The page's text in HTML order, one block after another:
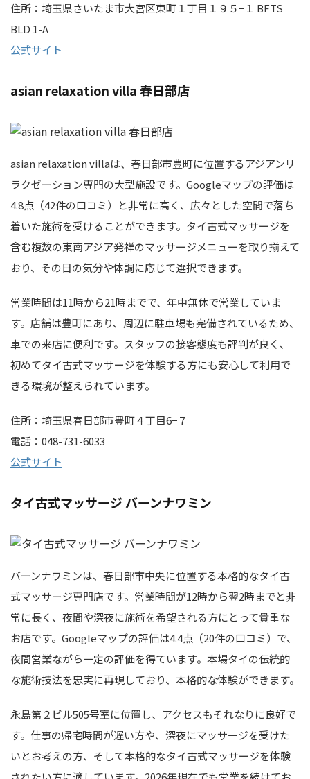
住所：埼玉県さいたま市大宮区東町１丁目１９５−１ BFTS
BLD 1-A
公式サイト
asian relaxation villa 春日部店
asian relaxation villaは、春日部市豊町に位置するアジアンリ
ラクゼーション専門の大型施設です。Googleマップの評価は
4.8点（42件の口コミ）と非常に高く、広々とした空間で落ち
着いた施術を受けることができます。タイ古式マッサージを
含む複数の東南アジア発祥のマッサージメニューを取り揃えて
おり、その日の気分や体調に応じて選択できます。
営業時間は11時から21時までで、年中無休で営業していま
す。店舗は豊町にあり、周辺に駐車場も完備されているため、
車での来店に便利です。スタッフの接客態度も評判が良く、
初めてタイ古式マッサージを体験する方にも安心して利用で
きる環境が整えられています。
住所：埼玉県春日部市豊町４丁目6−７
電話：048-731-6033
公式サイト
タイ古式マッサージ バーンナワミン
バーンナワミンは、春日部市中央に位置する本格的なタイ古
式マッサージ専門店です。営業時間が12時から翌2時までと非
常に長く、夜間や深夜に施術を希望される方にとって貴重な
お店です。Googleマップの評価は4.4点（20件の口コミ）で、
夜間営業ながら一定の評価を得ています。本場タイの伝統的
な施術技法を忠実に再現しており、本格的な体験ができます。
永島第２ビル505号室に位置し、アクセスもそれなりに良好で
す。仕事の帰宅時間が遅い方や、深夜にマッサージを受けた
いとお考えの方、そして本格的なタイ古式マッサージを体験